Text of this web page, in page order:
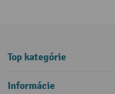
Top kategórie
Informácie